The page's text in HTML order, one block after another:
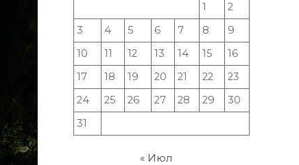
1
2
3
4 5 6 7 8
9
10
11 12 13 14 15
16
17
18 19 20 21 22
23
24
25 26 27 28 29
30
31
« Июл